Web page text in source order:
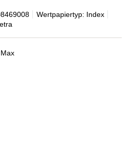
Wertpapiertyp: Index
Max